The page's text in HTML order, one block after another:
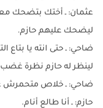
عثمان: ـ أختك بتضحك
ليضحك عليهم حازم.
ضاحي: ـ حتى انته يا بتاع
لينظر له حازم نظرة
ضاحي: ـ خلاص متحمرش
حازم: ـ أنا طالع أنام.